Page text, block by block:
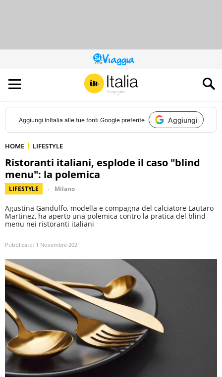
QUESTO
SITO
CONTRIBUISCE
ALL’AUDIENCE
DI
Aggiungi InItalia alle tue fonti Google preferite Aggiungi
HOME LIFESTYLE
Ristoranti italiani, esplode il caso "blind
menu": la polemica
LIFESTYLE Milano
Agustina Gandulfo, modella e compagna del calciatore Lautaro
Martinez, ha aperto una polemica contro la pratica del blind
menu nei ristoranti italiani
Pubblicato: 1 Novembre 2021